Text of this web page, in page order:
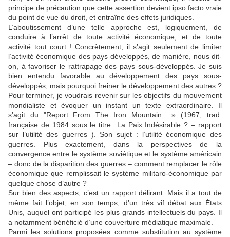
principe de précaution que cette assertion devient ipso facto vraie
du point de vue du droit, et entraîne des effets juridiques.
L’aboutissement d’une telle approche est, logiquement, de
conduire à l’arrêt de toute activité économique, et de toute
activité tout court ! Concrètement, il s’agit seulement de limiter
l’activité économique des pays développés, de manière, nous dit-
on, à favoriser le rattrapage des pays sous-développés. Je suis
bien entendu favorable au développement des pays sous-
développés, mais pourquoi freiner le développement des autres ?
Pour terminer, je voudrais revenir sur les objectifs du mouvement
mondialiste et évoquer un instant un texte extraordinaire. Il
s’agit du "Report From The Iron Mountain » (1967, trad.
française de 1984 sous le titre La Paix Indésirable ? – rapport
sur l’utilité des guerres ). Son sujet : l’utilité économique des
guerres. Plus exactement, dans la perspectives de la
convergence entre le système soviétique et le système américain
– donc de la disparition des guerres – comment remplacer le rôle
économique que remplissait le système militaro-économique par
quelque chose d’autre ?
Sur bien des aspects, c’est un rapport délirant. Mais il a tout de
même fait l’objet, en son temps, d’un très vif débat aux États
Unis, auquel ont participé les plus grands intellectuels du pays. Il
a notamment bénéficié d’une couverture médiatique maximale.
Parmi les solutions proposées comme substitution au système